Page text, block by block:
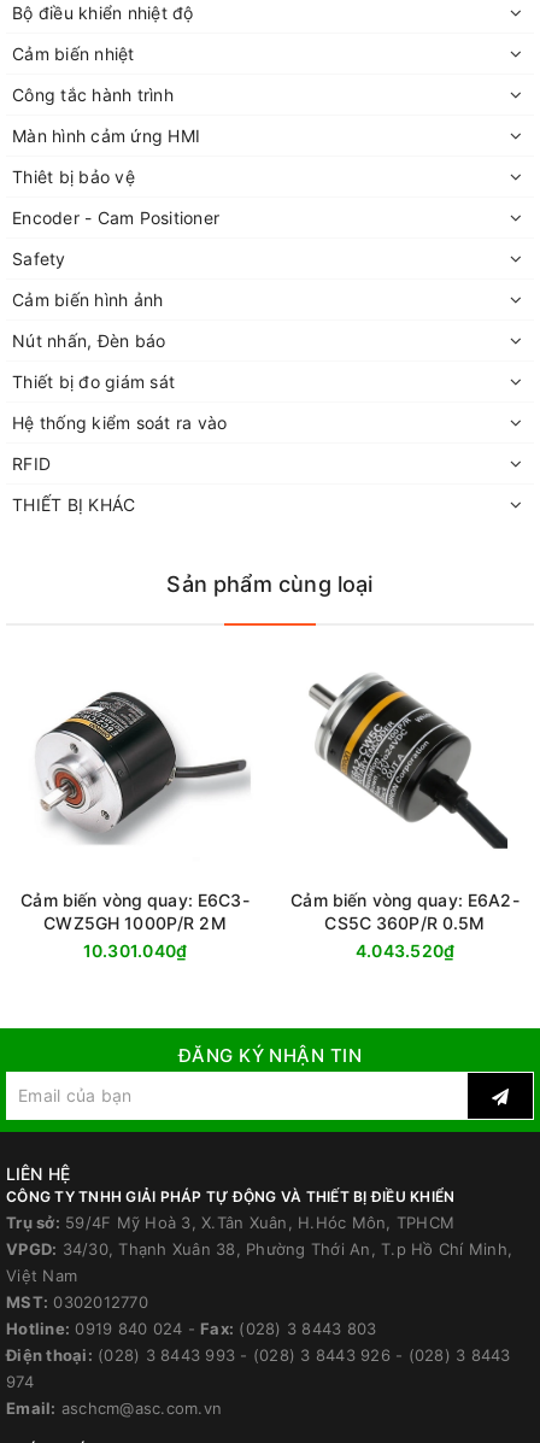
Bộ điều khiển nhiệt độ
Cảm biến nhiệt
Công tắc hành trình
Màn hình cảm ứng HMI
Thiêt bị bảo vệ
Encoder - Cam Positioner
Safety
Cảm biến hình ảnh
Nút nhấn, Đèn báo
Thiết bị đo giám sát
Hệ thống kiểm soát ra vào
RFID
THIẾT BỊ KHÁC
Sản phẩm cùng loại
Cảm biến vòng quay: E6C3-
CWZ5GH 1000P/R 2M
10.301.040₫
Cảm biến vòng quay: E6A2-
CS5C 360P/R 0.5M
4.043.520₫
ĐĂNG KÝ NHẬN TIN
LIÊN HỆ
CÔNG TY TNHH GIẢI PHÁP TỰ ĐỘNG VÀ THIẾT BỊ ĐIỀU KHIỂN
Trụ sở: 59/4F Mỹ Hoà 3, X.Tân Xuân, H.Hóc Môn, TPHCM
VPGD: 34/30, Thạnh Xuân 38, Phường Thới An, T.p Hồ Chí Minh,
Việt Nam
MST: 0302012770
Hotline: 0919 840 024 - Fax: (028) 3 8443 803
Điện thoại: (028) 3 8443 993 - (028) 3 8443 926 - (028) 3 8443
974
Email: aschcm@asc.com.vn